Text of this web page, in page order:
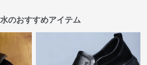
のおすすめアイテム